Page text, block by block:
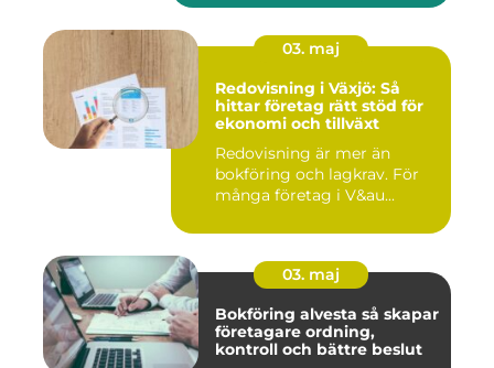
03. maj
Redovisning i Växjö: Så
hittar företag rätt stöd för
ekonomi och tillväxt
Redovisning är mer än
bokföring och lagkrav. För
många företag i V&au...
03. maj
Bokföring alvesta så skapar
företagare ordning,
kontroll och bättre beslut